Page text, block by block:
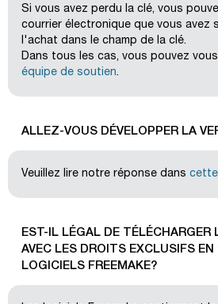
Si vous avez perdu la clé, vous
courrier électronique que vous avez
l'achat dans le champ de la clé.
Dans tous les cas, vous pouvez
équipe de soutien.
ALLEZ-VOUS DÉVELOPPER LA
Veuillez lire notre réponse dans
EST-IL LÉGAL DE TÉLÉCHARGER
AVEC LES DROITS EXCLUSIFS
LOGICIELS FREEMAKE?